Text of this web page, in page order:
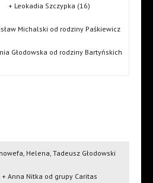
Leokadia Szczypka (16)
Michalski od rodziny Paśkiewicz
Głodowska od rodziny Bartyńskich
Helena, Tadeusz Głodowski
Nitka od grupy Caritas